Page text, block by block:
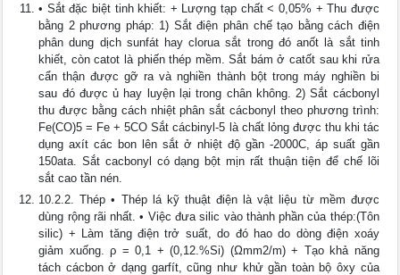
• Sắt đặc biệt tinh khiết: + Lượng tạp chất < 0,05% + Thu được
bằng 2 phương pháp: 1) Sắt điện phân chế tạo bằng cách điện
phân dung dịch sunfát hay clorua sắt trong đó anốt là sắt tinh
khiết, còn catot là phiến thép mềm. Sắt bám ở catốt sau khi rửa
cẩn thận được gỡ ra và nghiền thành bột trong máy nghiền bi
sau đó được ủ hay luyện lại trong chân không. 2) Sắt cácbonyl
thu được bằng cách nhiệt phân sắt cácbonyl theo phương trình:
Fe(CO)5 = Fe + 5CO Sắt cácbinyl-5 là chất lỏng được thu khi tác
dụng axít các bon lên sắt ở nhiệt độ gần -2000C, áp suất gần
150ata. Sắt cacbonyl có dạng bột mịn rất thuận tiện để chế lõi
sắt cao tần nén.
10.2.2. Thép • Thép lá kỹ thuật điện là vật liệu từ mềm được
dùng rộng rãi nhất. • Việc đưa silic vào thành phần của thép:(Tôn
silic) + Làm tăng điện trở suất, do đó hao do dòng điện xoáy
giảm xuống. ρ = 0,1 + (0,12.%Si) (Ωmm2/m) + Tạo khả năng
tách cácbon ở dạng garfít, cũng như khử gần toàn bộ ôxy của